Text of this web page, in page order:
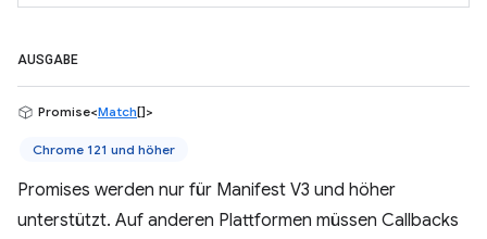
AUSGABE
Promise<Match[]>
Chrome 121 und höher
Promises werden nur für Manifest V3 und höher
unterstützt. Auf anderen Plattformen müssen Callbacks